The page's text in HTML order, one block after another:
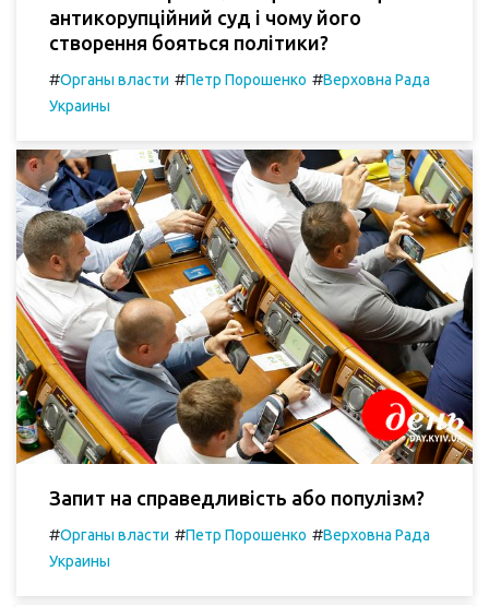
антикорупційний суд і чому його
створення бояться політики?
#Органы власти #Петр Порошенко #Верховна Рада
Украины
Запит на справедливість або популізм?
#Органы власти #Петр Порошенко #Верховна Рада
Украины